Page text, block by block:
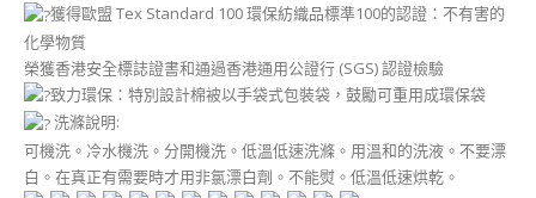
獲得歐盟 Tex Standard 100 環保紡織品標準100的認證：不有害的
化學物質
榮獲香港安全標誌證書和通過香港通用公證行 (SGS) 認證檢驗
致力環保：特別設計棉被以手袋式包裝袋，鼓勵可重用成環保袋
洗滌說明:
可機洗。冷水機洗。分開機洗。低溫低速洗滌。用溫和的洗液。不要漂
白。在真正有需要時才用非氯漂白劑。不能熨。低溫低速烘乾。